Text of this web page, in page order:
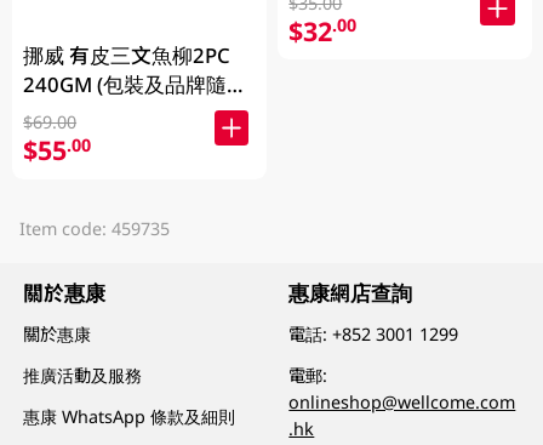
挪威 有皮三文魚柳2PC
240GM (包裝及品牌隨機
發放)
$69.00
$55.00
$32.00
Item code: 459735
關於惠康
關於惠康
推廣活動及服務
惠康 WhatsApp 條款及細則
惠康網店查詢
電話:+852 3001 1299
電郵:
onlineshop@wellcome.com
.hk